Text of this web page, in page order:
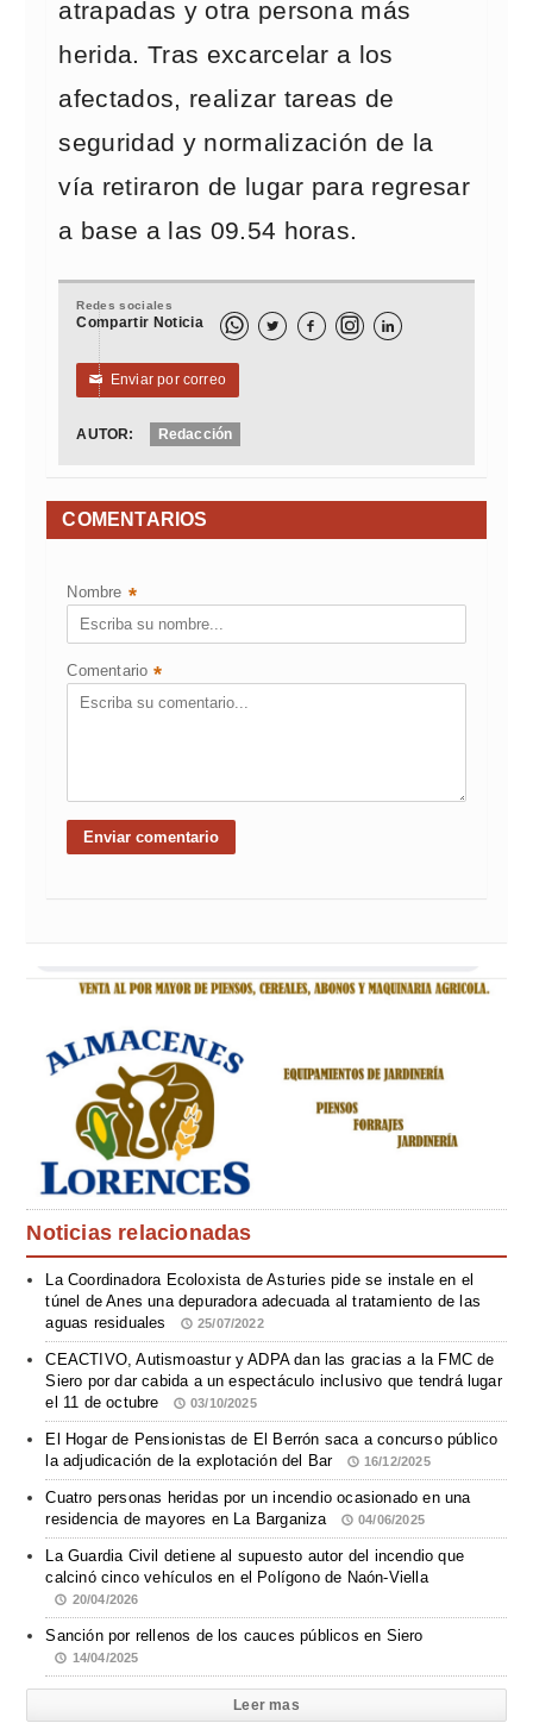
atrapadas y otra persona más
herida. Tras excarcelar a los
afectados, realizar tareas de
seguridad y normalización de la
vía retiraron de lugar para regresar
a base a las 09.54 horas.
Redes sociales
Compartir Noticia   
✉ Enviar por correo
AUTOR: Redacción
COMENTARIOS
Nombre *
Comentario *
Noticias relacionadas
La Coordinadora Ecoloxista de Asturies pide se instale en el
túnel de Anes una depuradora adecuada al tratamiento de las
aguas residuales
25/07/2022
CEACTIVO, Autismoastur y ADPA dan las gracias a la FMC de
Siero por dar cabida a un espectáculo inclusivo que tendrá lugar
el 11 de octubre
03/10/2025
El Hogar de Pensionistas de El Berrón saca a concurso público
la adjudicación de la explotación del Bar
16/12/2025
Cuatro personas heridas por un incendio ocasionado en una
residencia de mayores en La Barganiza
04/06/2025
La Guardia Civil detiene al supuesto autor del incendio que
calcinó cinco vehículos en el Polígono de Naón-Viella
20/04/2026
Sanción por rellenos de los cauces públicos en Siero
14/04/2025
Leer mas